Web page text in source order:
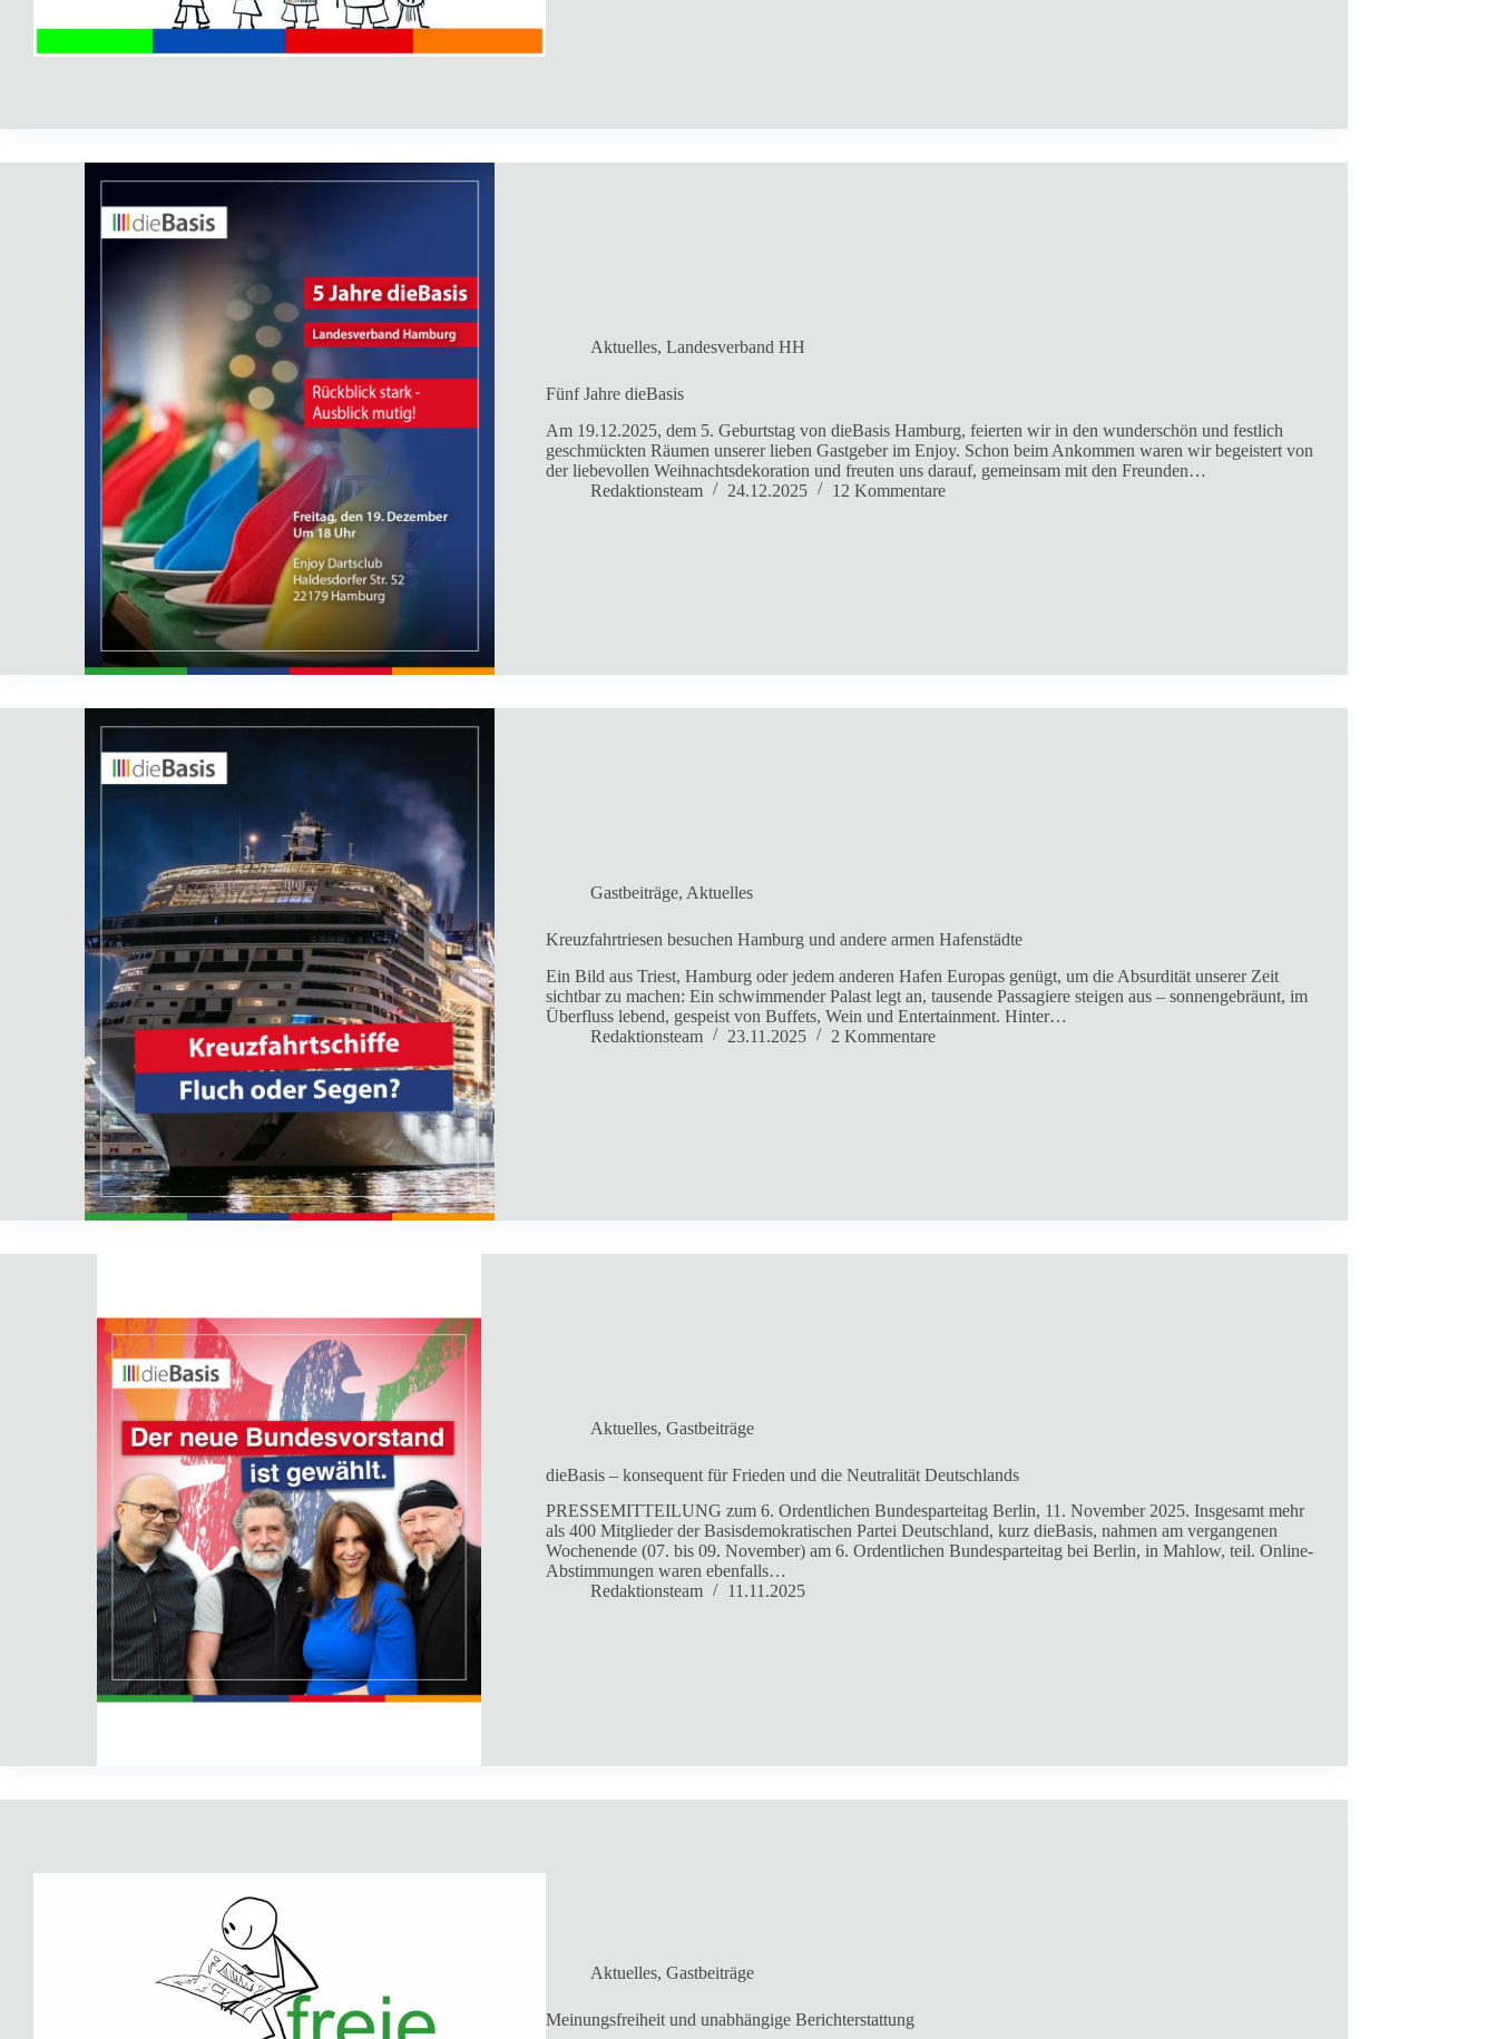
Aktuelles, Landesverband HH
Fünf Jahre dieBasis
Am 19.12.2025, dem 5. Geburtstag von dieBasis Hamburg, feierten wir in den wunderschön und festlich
geschmückten Räumen unserer lieben Gastgeber im Enjoy. Schon beim Ankommen waren wir begeistert von
der liebevollen Weihnachtsdekoration und freuten uns darauf, gemeinsam mit den Freunden…
Redaktionsteam
24.12.2025 12 Kommentare
Gastbeiträge, Aktuelles
Kreuzfahrtriesen besuchen Hamburg und andere armen Hafenstädte
Ein Bild aus Triest, Hamburg oder jedem anderen Hafen Europas genügt, um die Absurdität unserer Zeit
sichtbar zu machen: Ein schwimmender Palast legt an, tausende Passagiere steigen aus – sonnengebräunt, im
Überfluss lebend, gespeist von Buffets, Wein und Entertainment. Hinter…
Redaktionsteam
23.11.2025 2 Kommentare
Aktuelles, Gastbeiträge
dieBasis – konsequent für Frieden und die Neutralität Deutschlands
PRESSEMITTEILUNG zum 6. Ordentlichen Bundesparteitag Berlin, 11. November 2025. Insgesamt mehr
als 400 Mitglieder der Basisdemokratischen Partei Deutschland, kurz dieBasis, nahmen am vergangenen
Wochenende (07. bis 09. November) am 6. Ordentlichen Bundesparteitag bei Berlin, in Mahlow, teil. Online-
Abstimmungen waren ebenfalls…
Redaktionsteam
11.11.2025
Aktuelles, Gastbeiträge
Meinungsfreiheit und unabhängige Berichterstattung